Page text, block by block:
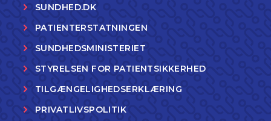
SUNDHED.DK
PATIENTERSTATNINGEN
SUNDHEDSMINISTERIET
STYRELSEN FOR PATIENTSIKKERHED
TILGÆNGELIGHEDSERKLÆRING
PRIVATLIVSPOLITIK